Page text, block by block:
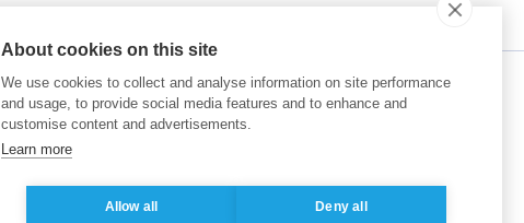
About cookies on this site
We use cookies to collect and analyse information on site performance
and usage, to provide social media features and to enhance and
customise content and advertisements.
Learn more
Allow all Deny all